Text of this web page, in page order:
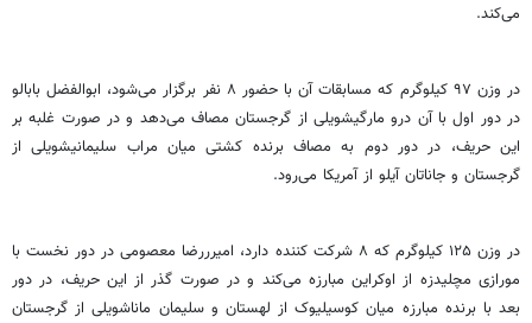
می‌کند.
در وزن ۹۷ کیلوگرم که مسابقات آن با حضور ۸ نفر برگزار می‌شود، ابوالفضل بابالو
در دور اول با آن درو مارگیشویلی از گرجستان مصاف می‌دهد و در صورت غلبه بر
این حریف، در دور دوم به مصاف برنده کشتی میان مراب سلیمانیشویلیاز
گرجستان و جاناتانآیلو از آمریکا می‌رود.
در وزن ۱۲۵ کیلوگرم که ۸ شرکت کننده دارد، امیرررضا معصومی در دور نخست با
مورازی مچلیدزه از اوکراین مبارزه می‌کند و در صورت گذر از این حریف، در دور
بعد با برنده مبارزه میان کوسیلیوکاز لهستان و سلیمان ماناشویلیاز گرجستان